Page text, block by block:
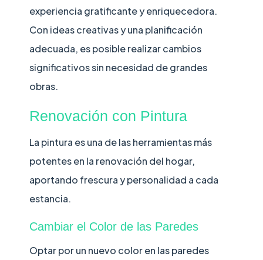
experiencia gratificante y enriquecedora.
Con ideas creativas y una planificación
adecuada, es posible realizar cambios
significativos sin necesidad de grandes
obras.
Renovación con Pintura
La pintura es una de las herramientas más
potentes en la renovación del hogar,
aportando frescura y personalidad a cada
estancia.
Cambiar el Color de las Paredes
Optar por un nuevo color en las paredes